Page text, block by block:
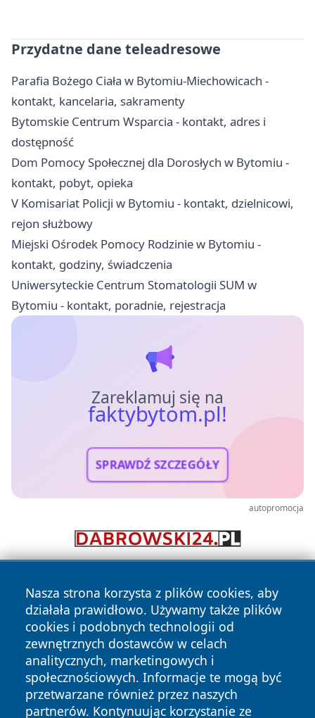
Przydatne dane teleadresowe
Parafia Bożego Ciała w Bytomiu-Miechowicach -
kontakt, kancelaria, sakramenty
Bytomskie Centrum Wsparcia - kontakt, adres i
dostępność
Dom Pomocy Społecznej dla Dorosłych w Bytomiu -
kontakt, pobyt, opieka
V Komisariat Policji w Bytomiu - kontakt, dzielnicowi,
rejon służbowy
Miejski Ośrodek Pomocy Rodzinie w Bytomiu -
kontakt, godziny, świadczenia
Uniwersyteckie Centrum Stomatologii SUM w
Bytomiu - kontakt, poradnie, rejestracja
Zareklamuj się na
faktybytom.pl!
SPRAWDŹ SZCZEGÓŁY
autopromocja
Nasza strona korzysta z plików cookies, aby
działała prawidłowo. Używamy także plików
cookies i podobnych technologii od
zewnętrznych dostawców w celach
analitycznych, marketingowych i
społecznościowych. Informacje te mogą być
przetwarzane również przez naszych
partnerów. Kontynuując korzystanie ze
Copyright © 2026 faktybytom.pl Wszystkie prawa zastrzeżone.
Polityka Polityka